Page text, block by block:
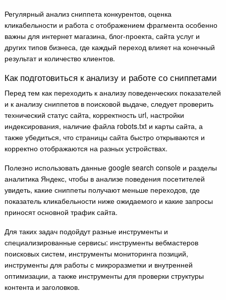
Регулярный анализ сниппета конкурентов, оценка
кликабельности и работа с отображением фрагмента особенно
важны для интернет магазина, блог-проекта, сайта услуг и
других типов бизнеса, где каждый переход влияет на конечный
результат и количество клиентов.
Как подготовиться к анализу и работе со сниппетами
Перед тем как переходить к анализу поведенческих показателей
и к анализу сниппетов в поисковой выдаче, следует проверить
технический статус сайта, корректность url, настройки
индексирования, наличие файла robots.txt и карты сайта, а
также убедиться, что страницы сайта быстро открываются и
корректно отображаются на разных устройствах.
Полезно использовать данные google search console и разделы
аналитика Яндекс, чтобы в анализе поведения посетителей
увидеть, какие сниппеты получают меньше переходов, где
показатель кликабельности ниже ожидаемого и какие запросы
приносят основной трафик сайта.
Для таких задач подойдут разные инструменты и
специализированные сервисы: инструменты вебмастеров
поисковых систем, инструменты мониторинга позиций,
инструменты для работы с микроразметки и внутренней
оптимизации, а также инструменты для проверки структуры
контента и заголовков.